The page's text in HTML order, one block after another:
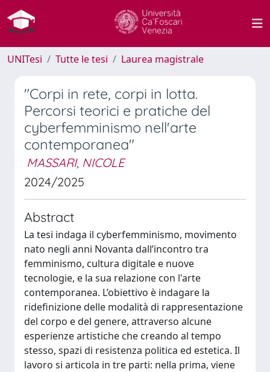
UNITesi Tutte le tesi Laurea magistrale
"Corpi in rete, corpi in lotta.
Percorsi teorici e pratiche del
cyberfemminismo nell'arte
contemporanea"
MASSARI, NICOLE
2024/2025
Abstract
La tesi indaga il cyberfemminismo, movimento
nato negli anni Novanta dall’incontro tra
femminismo, cultura digitale e nuove
tecnologie, e la sua relazione con l'arte
contemporanea. L’obiettivo è indagare la
ridefinizione delle modalità di rappresentazione
del corpo e del genere, attraverso alcune
esperienze artistiche che creando al tempo
stesso, spazi di resistenza politica ed estetica. Il
lavoro si articola in tre parti: nella prima, viene